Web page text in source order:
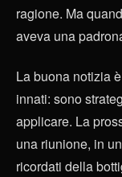
ragione. Ma
aveva una
La buona notizia
innati: sono
applicare. La
una riunione, in
ricordati della